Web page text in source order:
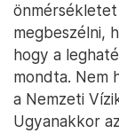
megbeszélni,
hogy a
mondta. Nem
a Nemzeti
Ugyanakkor